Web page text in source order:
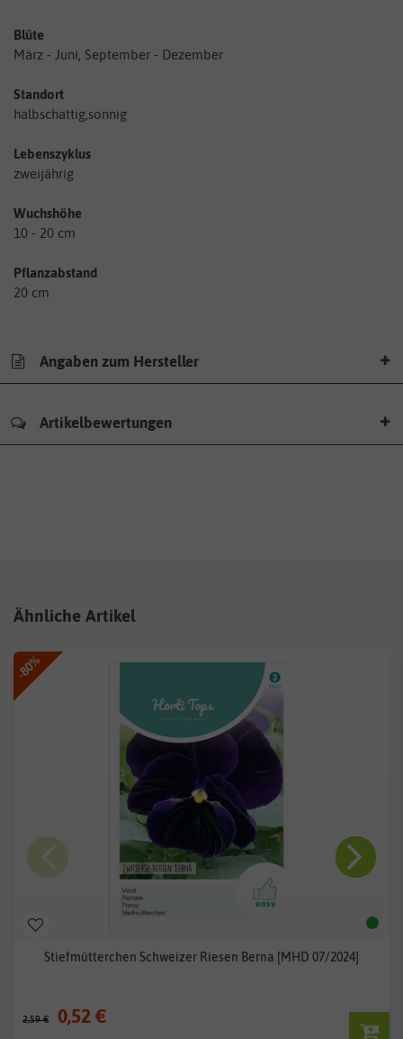
Blüte
März - Juni, September - Dezember
Standort
halbschattig,sonnig
Lebenszyklus
zweijährig
Wuchshöhe
10 - 20 cm
Pflanzabstand
20 cm
Angaben zum Hersteller
Artikelbewertungen
Ähnliche Artikel
-80%
Stiefmütterchen Schweizer Riesen Berna [MHD 07/2024]
2,59 € 0,52 €